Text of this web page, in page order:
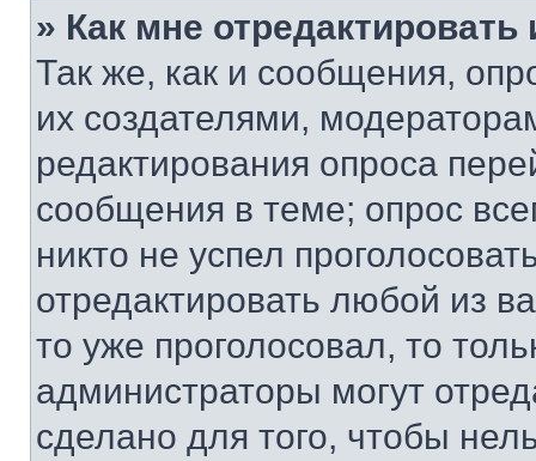
» Как мне
Так же, как и сообщения,
их создателями,
редактирования опроса
сообщения в теме; опрос
никто не успел
отредактировать любой из
то уже проголосовал, то
администраторы могут
сделано для того, чтобы